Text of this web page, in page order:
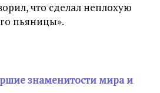
что сделал неплохую
пьяницы».
знаменитости мира и